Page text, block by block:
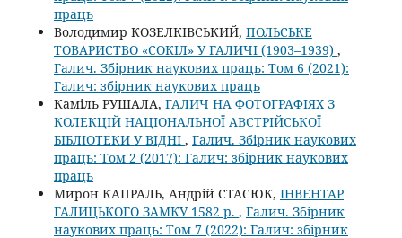
праць
Володимир КОЗЕЛКІВСЬКИЙ, ПОЛЬСЬКЕ
ТОВАРИСТВО «СОКІЛ» У ГАЛИЧІ (1903–1939) ,
Галич. Збірник наукових праць: Том 6 (2021):
Галич: збірник наукових праць
Каміль РУШАЛА, ГАЛИЧ НА ФОТОГРАФІЯХ З
КОЛЕКЦІЙ НАЦІОНАЛЬНОЇ АВСТРІЙСЬКОЇ
БІБЛІОТЕКИ У ВІДНІ , Галич. Збірник наукових
праць: Том 2 (2017): Галич: збірник наукових
праць
Мирон КАПРАЛЬ, Андрій СТАСЮК, ІНВЕНТАР
ГАЛИЦЬКОГО ЗАМКУ 1582 р. , Галич. Збірник
наукових праць: Том 7 (2022): Галич: збірник